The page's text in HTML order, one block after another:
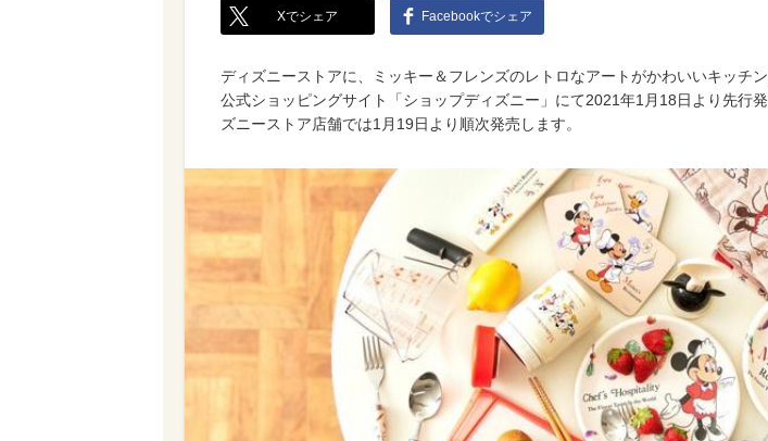
Xでシェア Facebookでシェア
ディズニーストアに、ミッキー＆フレンズのレトロなアートがかわいいキッチン
公式ショッピングサイト「ショップディズニー」にて2021年1月18日より先行
ズニーストア店舗では1月19日より順次発売します。